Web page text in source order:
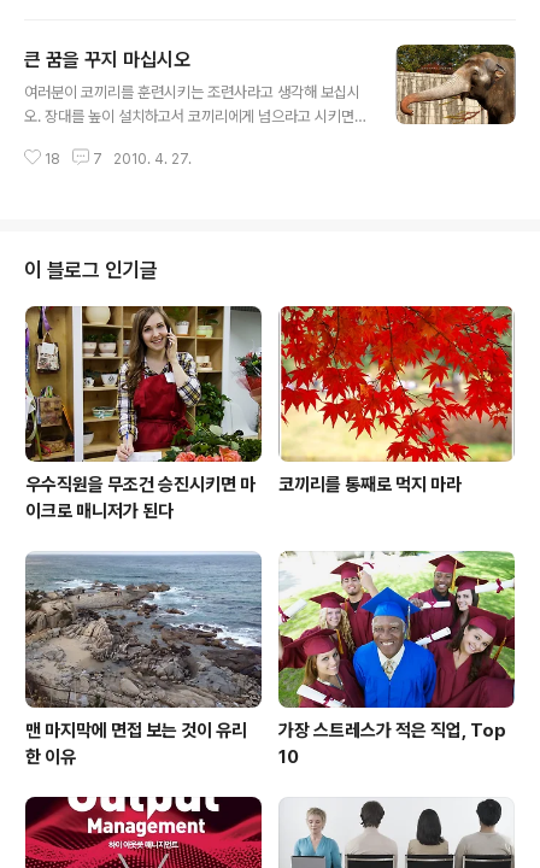
불구하고 넘버원 자리를 향한 야망은 누구보다 강렬한지라
수단과 방법을 가리지 않을 태세입니다. 여러분이 만약 박
문수의 입장이라면 어떤 전략이 가장 좋을까요? 박문수가
짱'을 뜨겠다는 생각은 하지 않을 겁니다. 붙어봤자 질 게
큰 꿈을 꾸지 마십시오
여러분이 코끼리를 훈련시키는 조련사라고 생각해 보십시
오. 장대를 높이 설치하고서 코끼리에게 넘으라고 시키면,
해줘야 코끼리가 넘을 수 있을 겁니다. 코끼리 같이 커다란
그렇지 못할 겁니다. 내신성적이 그저 그런 학생에게 일류
대를 꿈꾸라는 것과 같습니다. 현재의 모습과 그 비전에 큰
괴리가 있다면, 그리고 현실의 한계와 제약을 무시하고 큰
꿈만 이야기한다면, 코끼리가 높은 장대 앞에서 꿈쩍도 하
지 않는 것처럼 혁신을 포기할지도 모릅니다. 남들이 다 그
렇게 하니까 우리도 저 높은 별을..
18 7 2010. 4. 27.
이 블로그 인기글
우수직원을 무조건 승진시키면 마
이크로 매니저가 된다
코끼리를 통째로 먹지 마라
맨 마지막에 면접 보는 것이 유리
한 이유
가장 스트레스가 적은 직업, Top
10